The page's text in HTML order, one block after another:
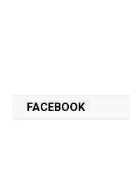
FACEBOOK